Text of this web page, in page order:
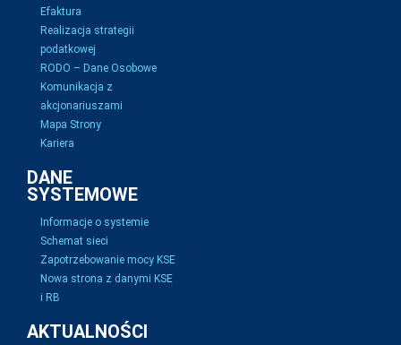
Efaktura
Realizacja strategii
podatkowej
RODO – Dane Osobowe
Komunikacja z
akcjonariuszami
Mapa Strony
Kariera
DANE
SYSTEMOWE
Informacje o systemie
Schemat sieci
Zapotrzebowanie mocy KSE
Nowa strona z danymi KSE
i RB
AKTUALNOŚCI